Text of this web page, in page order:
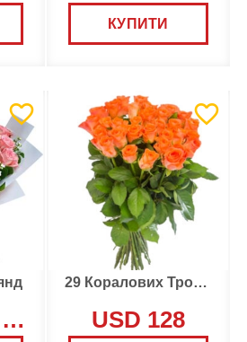
КУПИТИ
29 Коралових Троянд
USD 128